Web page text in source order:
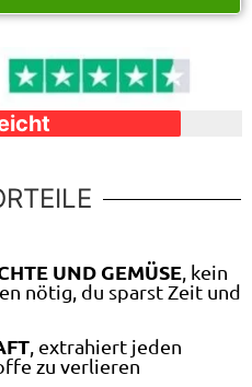
UND GEMÜSE, kein
nötig, du sparst Zeit und
, extrahiert jeden
zu verlieren